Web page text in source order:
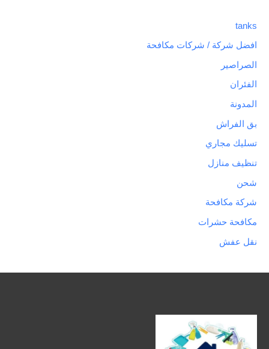
tanks
افضل شركة / شركات مكافحة
الصراصير
الفئران
المدونة
بق الفراش
تسليك مجاري
تنظيف منازل
شحن
شركة مكافحة
مكافحة حشرات
نقل عفش